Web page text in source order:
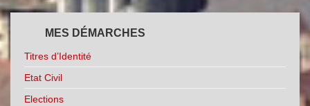
MES DÉMARCHES
Titres d’Identité
Etat Civil
Elections